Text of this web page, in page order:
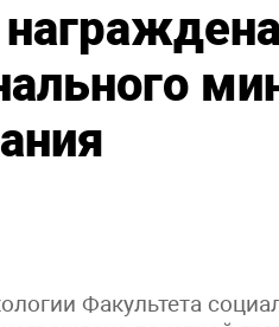
Факультета